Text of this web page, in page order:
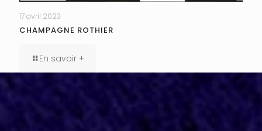
17 avril 2023
CHAMPAGNE ROTHIER
En savoir +